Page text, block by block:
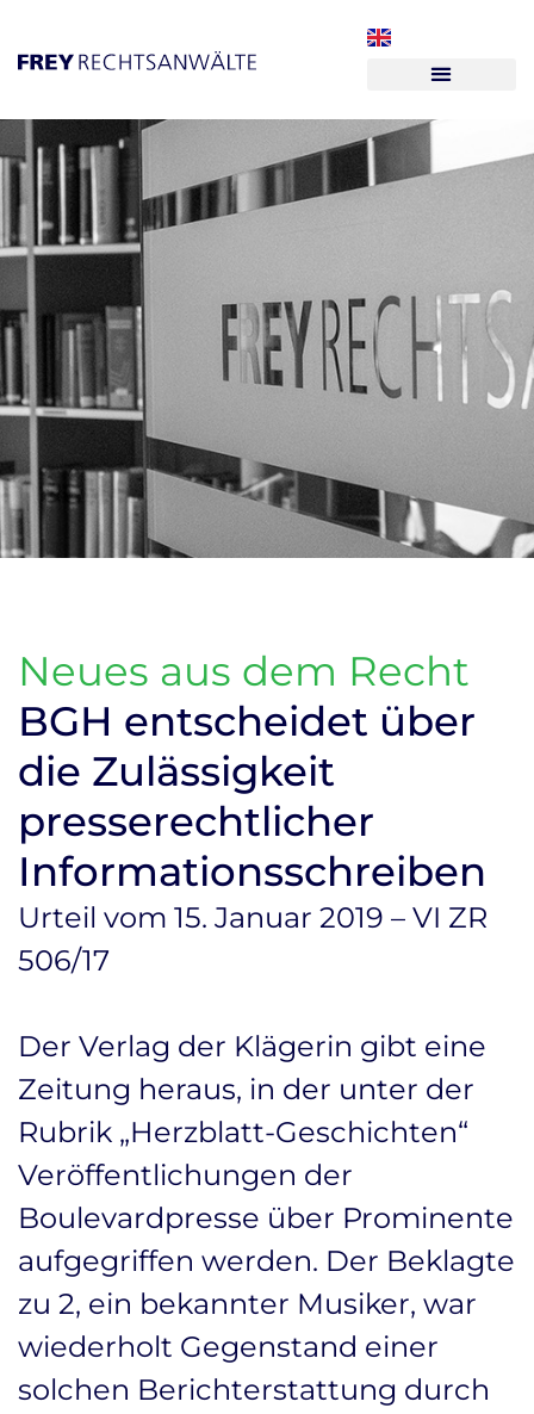
Neues aus dem Recht
BGH entscheidet über
die Zulässigkeit
presserechtlicher
Informationsschreiben
Urteil vom 15. Januar 2019 – VI ZR
506/17
Der Verlag der Klägerin gibt eine
Zeitung heraus, in der unter der
Rubrik „Herzblatt-Geschichten“
Veröffentlichungen der
Boulevardpresse über Prominente
aufgegriffen werden. Der Beklagte
zu 2, ein bekannter Musiker, war
wiederholt Gegenstand einer
solchen Berichterstattung durch